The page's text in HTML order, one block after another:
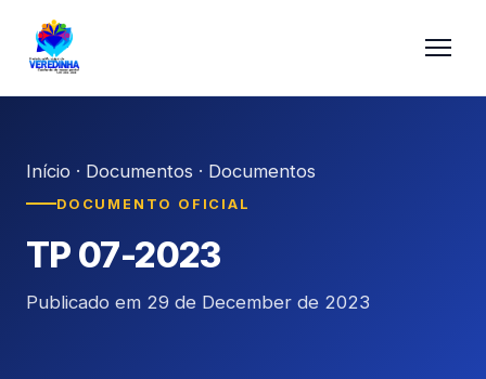
Início · Documentos · Documentos
DOCUMENTO OFICIAL
TP 07-2023
Publicado em 29 de December de 2023